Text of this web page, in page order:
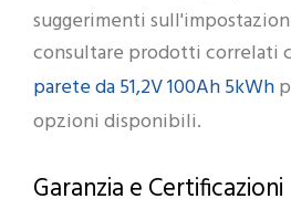
suggerimenti
consultare prodotti correlati
parete da 51,2V 100Ah 5kWh
opzioni disponibili.
Garanzia e Certificazioni